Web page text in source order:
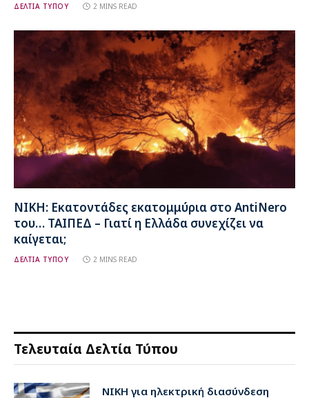
ΔΕΛΤΙΑ ΤΥΠΟΥ 2 MINS READ
ΝΙΚΗ: Εκατοντάδες εκατομμύρια στο AntiNero
του… ΤΑΙΠΕΔ – Γιατί η Ελλάδα συνεχίζει να
καίγεται;
ΔΕΛΤΙΑ ΤΥΠΟΥ 2 MINS READ
Τελευταία Δελτία Τύπου
ΝΙΚΗ για ηλεκτρική διασύνδεση